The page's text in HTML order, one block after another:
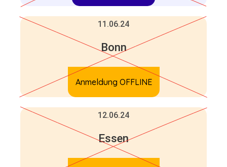
11.06.24
Bonn
Anmeldung OFFLINE
12.06.24
Essen